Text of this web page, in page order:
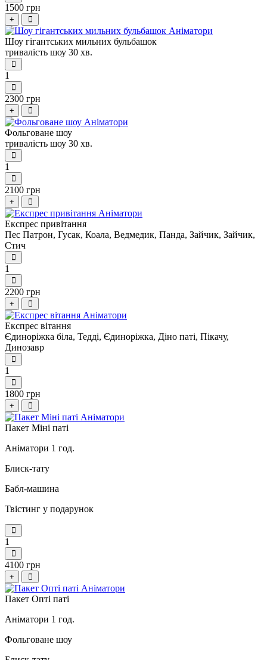
1500 грн
+
Шоу гігантських мильних бульбашок
тривалість шоу 30 хв.
1
2300 грн
+
Фольговане шоу
тривалість шоу 30 хв.
1
2100 грн
+
Експрес привітання
Пес Патрон, Гусак, Коала, Ведмедик, Панда, Зайчик, Зайчик,
Стич
1
2200 грн
+
Експрес вітання
Єдиноріжка біла, Тедді, Єдиноріжка, Діно паті, Пікачу,
Динозавр
1
1800 грн
+
Пакет Міні паті
Аніматори 1 год.
Блиск-тату
Бабл-машина
Твістинг у подарунок
1
4100 грн
+
Пакет Опті паті
Аніматори 1 год.
Фольговане шоу